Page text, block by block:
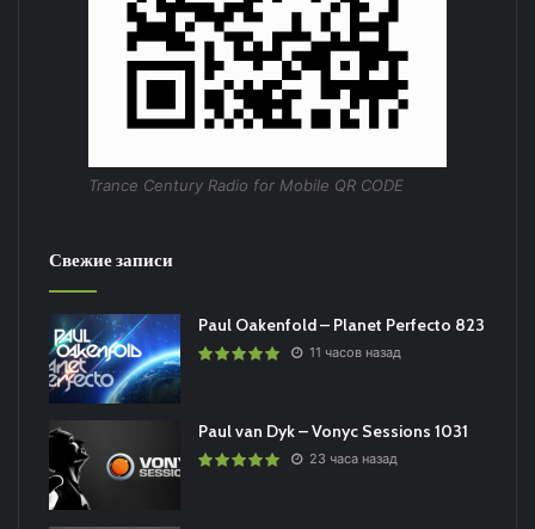
Trance Century Radio for Mobile QR CODE
Свежие записи
Paul Oakenfold – Planet Perfecto 823
11 часов назад
Paul van Dyk – Vonyc Sessions 1031
23 часа назад